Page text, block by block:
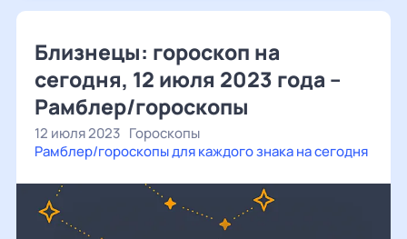
Близнецы: гороскоп на
сегодня, 12 июля 2023 года –
Рамблер/гороскопы
12 июля 2023 Гороскопы
Рамблер/гороскопы для каждого знака на сегодня